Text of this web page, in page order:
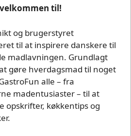
til!
og brugerstyret
til at inspirere danskere til
madlavningen. Grundlagt
gøre hverdagsmad til noget
alle – fra
madentusiaster – til at
opskrifter, køkkentips og